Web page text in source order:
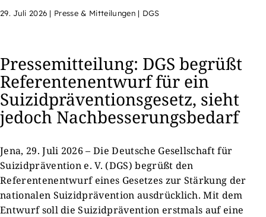
29. Juli 2026 | Presse & Mitteilungen | DGS
Pressemitteilung: DGS begrüßt
Referentenentwurf für ein
Suizidpräventionsgesetz, sieht
jedoch Nachbesserungsbedarf
Jena, 29. Juli 2026 – Die Deutsche Gesellschaft für
Suizidprävention e. V. (DGS) begrüßt den
Referentenentwurf eines Gesetzes zur Stärkung der
nationalen Suizidprävention ausdrücklich. Mit dem
Entwurf soll die Suizidprävention erstmals auf eine